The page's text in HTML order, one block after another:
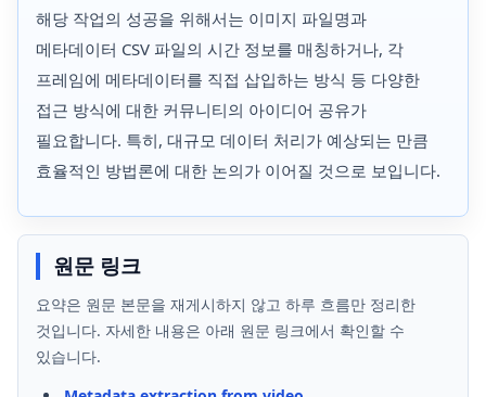
해당 작업의 성공을 위해서는 이미지 파일명과
메타데이터 CSV 파일의 시간 정보를 매칭하거나, 각
프레임에 메타데이터를 직접 삽입하는 방식 등 다양한
접근 방식에 대한 커뮤니티의 아이디어 공유가
필요합니다. 특히, 대규모 데이터 처리가 예상되는 만큼
효율적인 방법론에 대한 논의가 이어질 것으로 보입니다.
원문 링크
요약은 원문 본문을 재게시하지 않고 하루 흐름만 정리한
것입니다. 자세한 내용은 아래 원문 링크에서 확인할 수
있습니다.